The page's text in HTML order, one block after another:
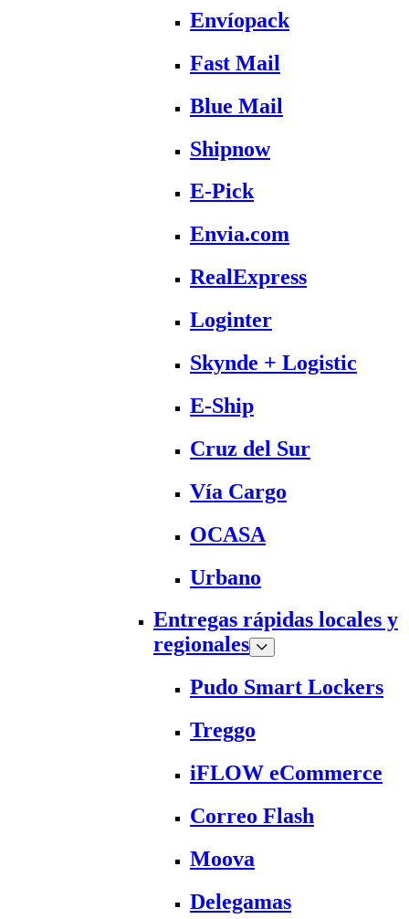
Envíopack
Fast Mail
Blue Mail
Shipnow
E-Pick
Envia.com
RealExpress
Loginter
Skynde + Logistic
E-Ship
Cruz del Sur
Vía Cargo
OCASA
Urbano
Entregas rápidas locales y
regionales
Pudo Smart Lockers
Treggo
iFLOW eCommerce
Correo Flash
Moova
Delegamas